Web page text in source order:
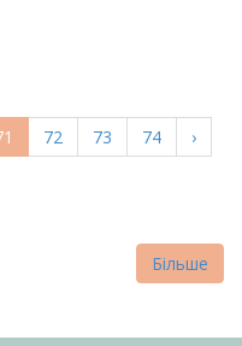
Page
72 Page
73 Page
74
›
Більше